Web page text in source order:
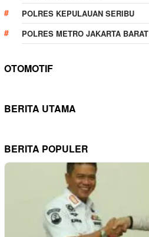
POLRES KEPULAUAN SERIBU
POLRES METRO JAKARTA BARAT
OTOMOTIF
BERITA UTAMA
BERITA POPULER